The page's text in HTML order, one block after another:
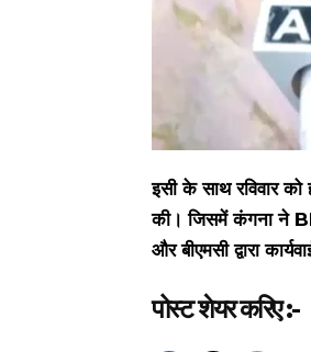
इसी के साथ रविवार
की। जिसमें कंगना ने
और बीएमसी द्वारा
पोस्ट शेयर करिए :-